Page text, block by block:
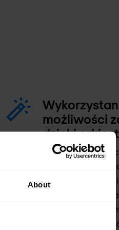
About
możliwości
dzięki
Platforma SOAR
zabezpieczenia
standaryzację i
niej możesz
rozwiązań SIEM z
zagrożeń,